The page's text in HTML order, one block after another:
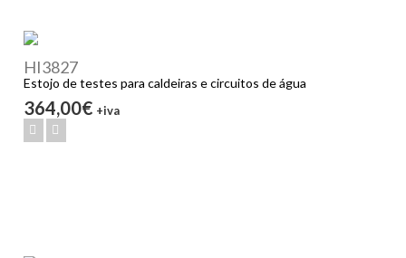
HI3827
Estojo de testes para caldeiras e circuitos de água
364,00€ +iva